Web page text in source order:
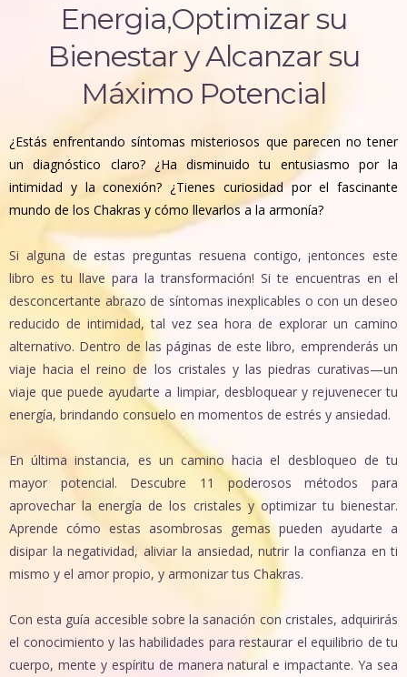
Energia,Optimizar su
Bienestar y Alcanzar su
Máximo Potencial
¿Estás enfrentando síntomas misteriosos que parecen no tener
un diagnóstico claro? ¿Ha disminuido tu entusiasmo por la
intimidad y la conexión? ¿Tienes curiosidad por el fascinante
mundo de los Chakras y cómo llevarlos a la armonía?
Si alguna de estas preguntas resuena contigo, ¡entonces este
libro es tu llave para la transformación! Si te encuentras en el
desconcertante abrazo de síntomas inexplicables o con un deseo
reducido de intimidad, tal vez sea hora de explorar un camino
alternativo. Dentro de las páginas de este libro, emprenderás un
viaje hacia el reino de los cristales y las piedras curativas—un
viaje que puede ayudarte a limpiar, desbloquear y rejuvenecer tu
energía, brindando consuelo en momentos de estrés y ansiedad.
En última instancia, es un camino hacia el desbloqueo de tu
mayor potencial. Descubre 11 poderosos métodos para
aprovechar la energía de los cristales y optimizar tu bienestar.
Aprende cómo estas asombrosas gemas pueden ayudarte a
disipar la negatividad, aliviar la ansiedad, nutrir la confianza en ti
mismo y el amor propio, y armonizar tus Chakras.
Con esta guía accesible sobre la sanación con cristales, adquirirás
el conocimiento y las habilidades para restaurar el equilibrio de tu
cuerpo, mente y espíritu de manera natural e impactante. Ya sea